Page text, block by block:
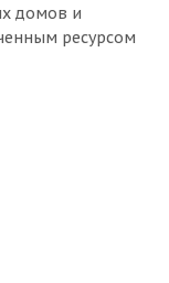
домов и
ресурсом